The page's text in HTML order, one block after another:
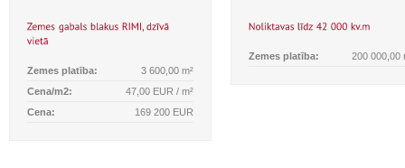
Zemes platība:
3 600,00 m²
Cena/m2:
47,00 EUR / m²
Cena:
169 200 EUR
Zemes platība: 200 000,00